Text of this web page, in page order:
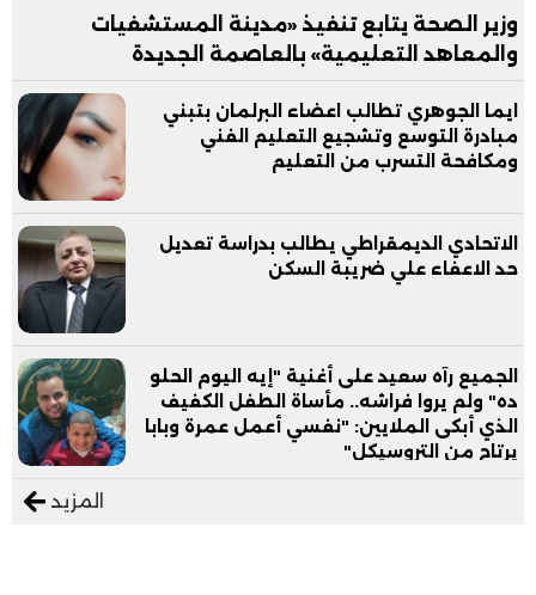
وزير الصحة يتابع تنفيذ «مدينة المستشفيات
والمعاهد التعليمية» بالعاصمة الجديدة
ايما الجوهري تطالب اعضاء البرلمان بتبني
مبادرة التوسع وتشجيع التعليم الفني
ومكافحة التسرب من التعليم
الاتحادي الديمقراطي يطالب بدراسة تعديل
حد الاعفاء علي ضريبة السكن
الجميع رآه سعيد على أغنية "إيه اليوم الحلو
ده" ولم يروا فراشه.. مأساة الطفل الكفيف
الذي أبكى الملايين: "نفسي أعمل عمرة وبابا
يرتاح من التروسيكل"
المزيد